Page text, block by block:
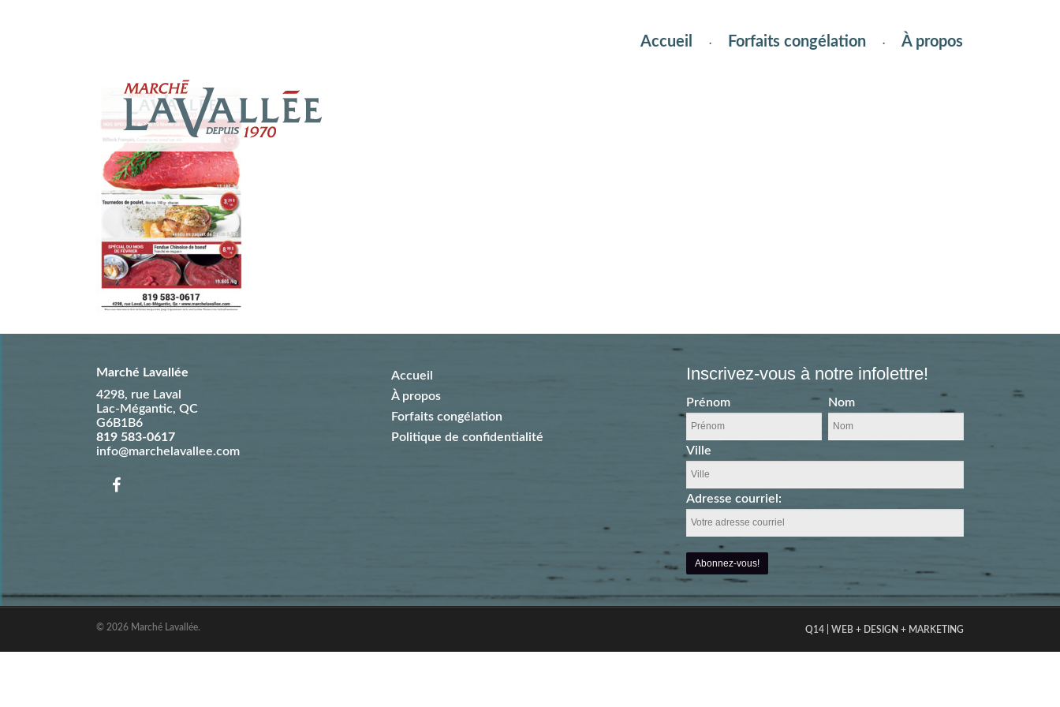
Accueil Forfaits congélation À propos
Marché Lavallée
4298, rue Laval
Lac-Mégantic, QC
G6B1B6
819 583-0617
info@marchelavallee.com
Accueil
À propos
Forfaits congélation
Politique de confidentialité
Inscrivez-vous à notre infolettre!
Prénom Nom
Ville
Adresse courriel:
© 2026 Marché Lavallée. Q14 | WEB + DESIGN + MARKETING